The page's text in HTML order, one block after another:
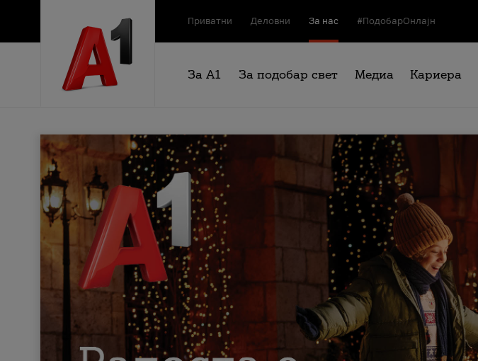
Приватни Деловни За нас #ПодобарОнлајн
За А1 За подобар свет Медиа Кариера